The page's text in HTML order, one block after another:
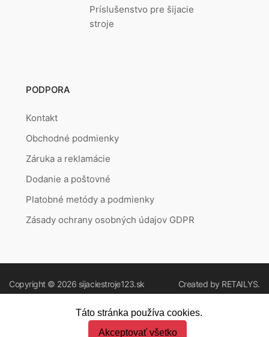
Príslušenstvo pre šijacie
stroje
PODPORA
Kontakt
Obchodné podmienky
Záruka a reklamácie
Dodanie a poštovné
Platobné metódy a podmienky
Zásady ochrany osobných údajov GDPR
Copyright © 2026 sijaciestroje123.sk Created by RETAILYS.
Táto stránka používa cookies.
Akceptovať všetko